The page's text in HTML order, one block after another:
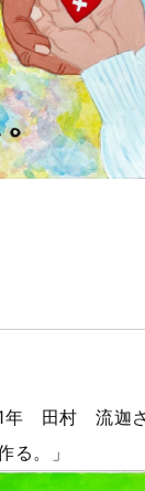
1年 田村 流迦
る。」